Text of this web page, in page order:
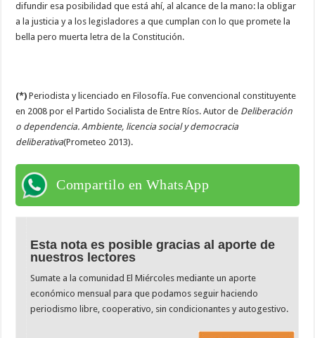
difundir esa posibilidad que está ahí, al alcance de la mano: la obligar
a la justicia y a los legisladores a que cumplan con lo que promete la
bella pero muerta letra de la Constitución.
(*) Periodista y licenciado en Filosofía. Fue convencional constituyente
en 2008 por el Partido Socialista de Entre Ríos. Autor de Deliberación
o dependencia. Ambiente, licencia social y democracia
deliberativa(Prometeo 2013).
Compartilo en WhatsApp
Esta nota es posible gracias al aporte de
nuestros lectores
Sumate a la comunidad El Miércoles mediante un aporte
económico mensual para que podamos seguir haciendo
periodismo libre, cooperativo, sin condicionantes y autogestivo.